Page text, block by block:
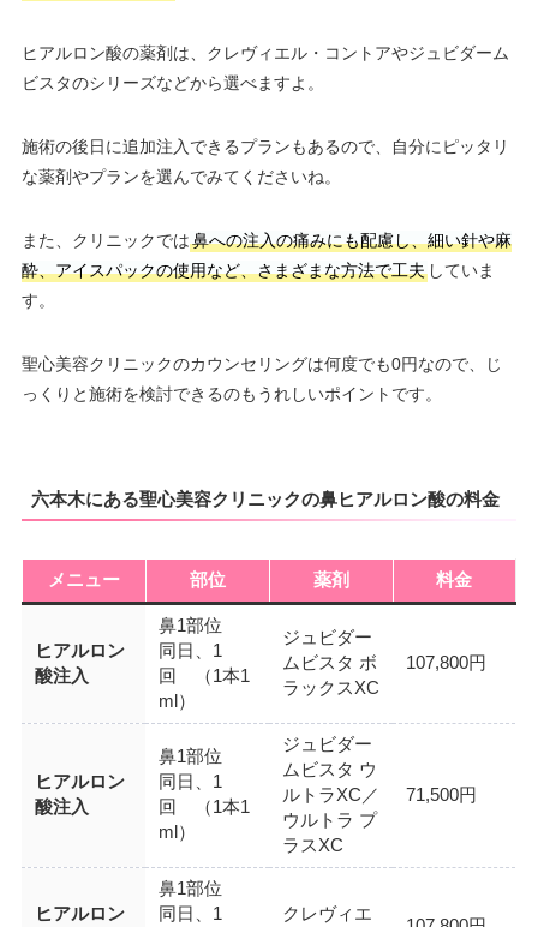
ヒアルロン酸の薬剤は、クレヴィエル・コントアやジュビダーム
ビスタのシリーズなどから選べますよ。
施術の後日に追加注入できるプランもあるので、自分にピッタリ
な薬剤やプランを選んでみてくださいね。
また、クリニックでは鼻への注入の痛みにも配慮し、細い針や麻
酔、アイスパックの使用など、さまざまな方法で工夫していま
す。
聖心美容クリニックのカウンセリングは何度でも0円なので、じ
っくりと施術を検討できるのもうれしいポイントです。
六本木にある聖心美容クリニックの鼻ヒアルロン酸の料金
メニュー 部位 薬剤 料金
ヒアルロン
酸注入
鼻1部位
同日、1
回 （1本1
ml）
ジュビダー
ムビスタ ボ
ラックスXC
107,800円
ヒアルロン
酸注入
鼻1部位
同日、1
回 （1本1
ml）
ジュビダー
ムビスタ ウ
ルトラXC／
ウルトラ プ
ラスXC
71,500円
ヒアルロン
鼻1部位
同日、1
クレヴィエ